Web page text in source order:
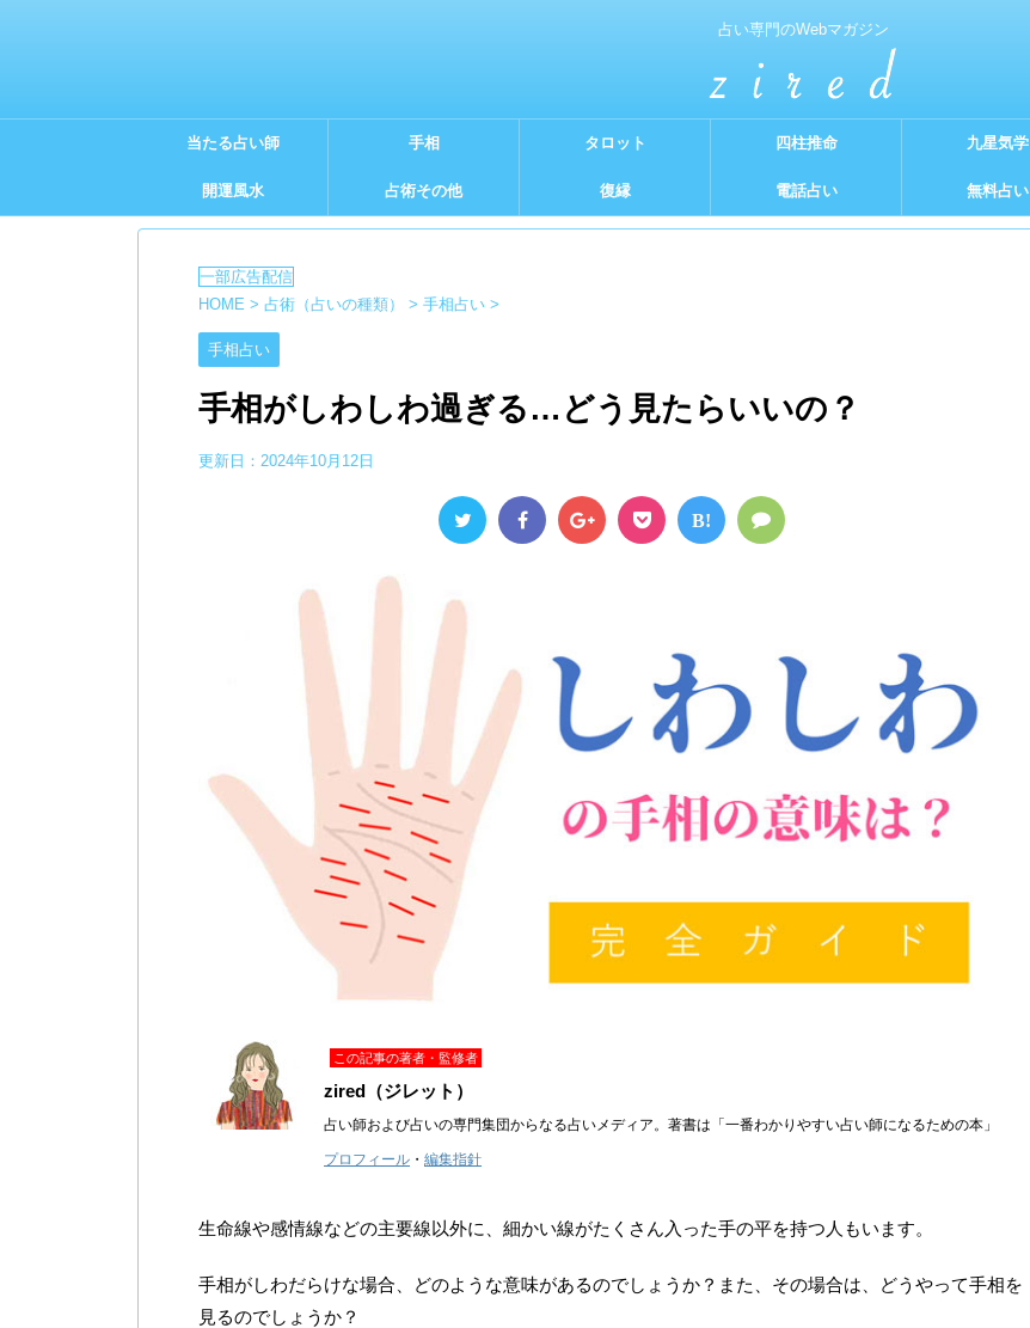
占い専門のWebマガジン
当たる占い師 手相 タロット 四柱推命 九星気学
開運風水 占術その他 復縁 電話占い 無料占い
HOME > 占術（占いの種類） > 手相占い >
手相占い
手相がしわしわ過ぎる…どう見たらいいの？
更新日： 2024年10月12日
B!
この記事の著者・監修者
zired（ジレット）
占い師および占いの専門集団からなる占いメディア。著書は「一番わかりやすい占い師になるための本」
プロフィール ・ 編集指針
生命線や感情線などの主要線以外に、細かい線がたくさん入った手の平を持つ人もいます。
手相がしわだらけな場合、どのような意味があるのでしょうか？また、その場合は、どうやって手相を
見るのでしょうか？